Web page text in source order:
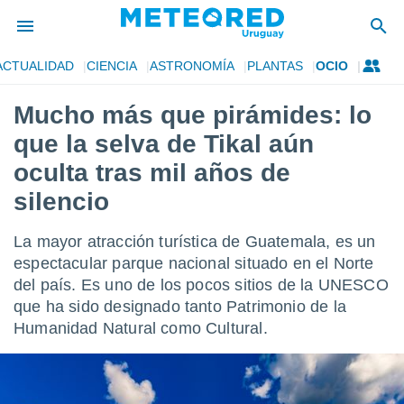
de
ha
por
para
la
que se
a este
las
y
forma
CIENCIA ASTRONOMÍA PLANTAS OCIO
Mucho más que pirámides: lo
que la selva de Tikal aún
oculta tras mil años de
silencio
La mayor atracción turística de Guatemala, es un
espectacular parque nacional situado en el Norte
del país. Es uno de los pocos sitios de la UNESCO
que ha sido designado tanto Patrimonio de la
Humanidad Natural como Cultural.